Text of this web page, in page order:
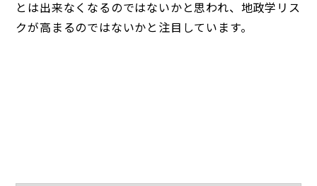
とは出来なくなるのではないかと思われ、地政学リス
クが高まるのではないかと注目しています。